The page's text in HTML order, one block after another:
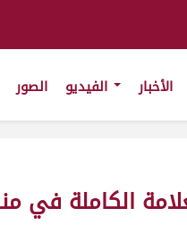
الأخبار الصور
الكاملة في